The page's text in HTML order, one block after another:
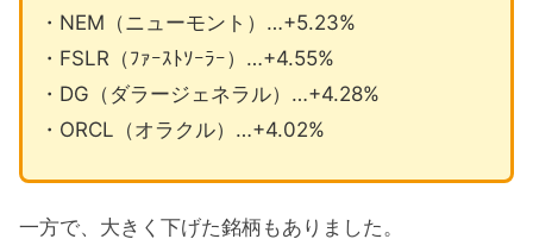
・NEM（ニューモント）…+5.23%
・FSLR（ﾌｧｰｽﾄｿｰﾗｰ）…+4.55%
・DG（ダラージェネラル）…+4.28%
・ORCL（オラクル）…+4.02%
一方で、大きく下げた銘柄もありました。